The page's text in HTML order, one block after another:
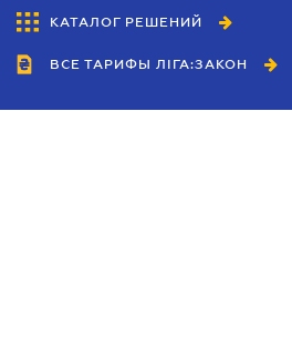
КАТАЛОГ РЕШЕНИЙ
ВСЕ ТАРИФЫ ЛІГА:ЗАКОН